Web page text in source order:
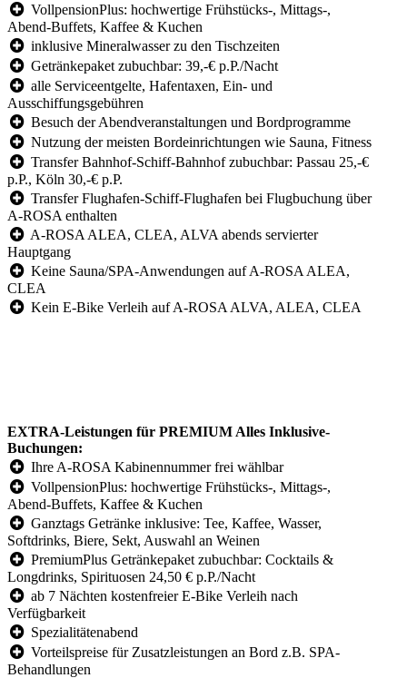
VollpensionPlus: hochwertige Frühstücks-, Mittags-,
Abend-Buffets, Kaffee & Kuchen
inklusive Mineralwasser zu den Tischzeiten
Getränkepaket zubuchbar: 39,-€ p.P./Nacht
alle Serviceentgelte, Hafentaxen, Ein- und
Ausschiffungsgebühren
Besuch der Abendveranstaltungen und Bordprogramme
Nutzung der meisten Bordeinrichtungen wie Sauna, Fitness
Transfer Bahnhof-Schiff-Bahnhof zubuchbar: Passau 25,-€
p.P., Köln 30,-€ p.P.
Transfer Flughafen-Schiff-Flughafen bei Flugbuchung über
A-ROSA enthalten
A-ROSA ALEA, CLEA, ALVA abends servierter
Hauptgang
Keine Sauna/SPA-Anwendungen auf A-ROSA ALEA,
CLEA
Kein E-Bike Verleih auf A-ROSA ALVA, ALEA, CLEA
EXTRA-Leistungen für PREMIUM Alles Inklusive-
Buchungen:
Ihre A-ROSA Kabinennummer frei wählbar
VollpensionPlus: hochwertige Frühstücks-, Mittags-,
Abend-Buffets, Kaffee & Kuchen
Ganztags Getränke inklusive: Tee, Kaffee, Wasser,
Softdrinks, Biere, Sekt, Auswahl an Weinen
PremiumPlus Getränkepaket zubuchbar: Cocktails &
Longdrinks, Spirituosen 24,50 € p.P./Nacht
ab 7 Nächten kostenfreier E-Bike Verleih nach
Verfügbarkeit
Spezialitätenabend
Vorteilspreise für Zusatzleistungen an Bord z.B. SPA-
Behandlungen